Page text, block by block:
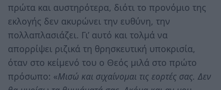
πρώτα και αυστηρότερα, διότι το προνόμιο της
εκλογής δεν ακυρώνει την ευθύνη, την
πολλαπλασιάζει. Γι’ αυτό και τολμά να
απορρίψει ριζικά τη θρησκευτική υποκρισία,
όταν στο κείμενό του ο Θεός μιλά στο πρώτο
πρόσωπο: «Μισώ και σιχαίνομαι τις εορτές σας. Δεν